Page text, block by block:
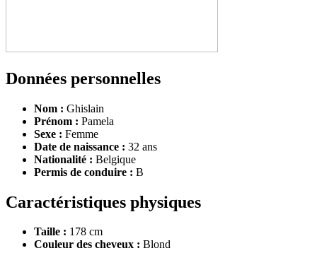
Données personnelles
Nom : Ghislain
Prénom : Pamela
Sexe : Femme
Date de naissance : 32 ans
Nationalité : Belgique
Permis de conduire : B
Caractéristiques physiques
Taille : 178 cm
Couleur des cheveux : Blond